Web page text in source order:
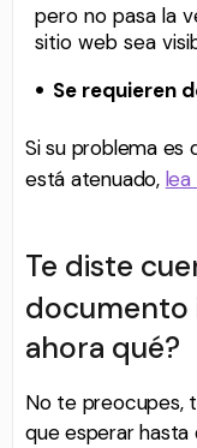
pero no pasa la
sitio web sea
Se requieren
Si su problema es
está atenuado, lea
Te diste
documento
ahora qué?
No te preocupes,
que esperar